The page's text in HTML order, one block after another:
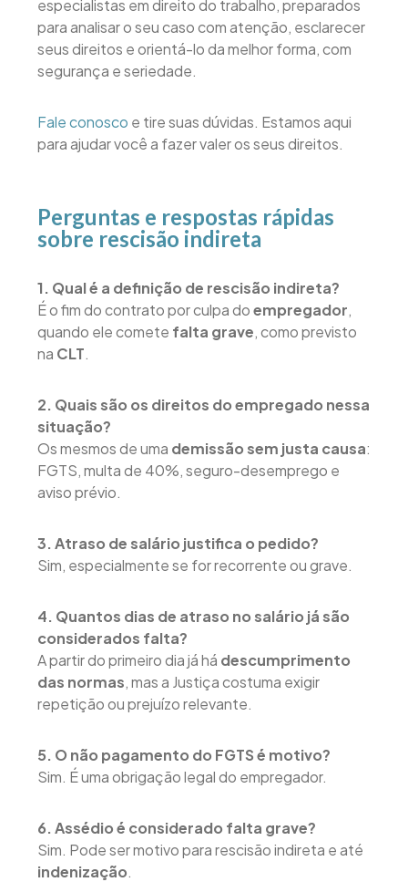
especialistas em direito do trabalho, preparados
para analisar o seu caso com atenção, esclarecer
seus direitos e orientá-lo da melhor forma, com
segurança e seriedade.
Fale conosco e tire suas dúvidas. Estamos aqui
para ajudar você a fazer valer os seus direitos.
Perguntas e respostas rápidas
sobre rescisão indireta
1. Qual é a definição de rescisão indireta?
É o fim do contrato por culpa doempregador,
quando ele comete falta grave, como previsto
na CLT.
2. Quais são os direitos do empregado nessa
situação?
Os mesmos de uma demissão sem justa causa:
FGTS, multa de 40%, seguro-desemprego e
aviso prévio.
3. Atraso de salário justifica o pedido?
Sim, especialmente se for recorrente ou grave.
4. Quantos dias de atraso no salário já são
considerados falta?
A partir do primeiro dia já há descumprimento
das normas, mas a Justiça costuma exigir
repetição ou prejuízo relevante.
5. O não pagamento do FGTS é motivo?
Sim. É uma obrigação legal do empregador.
6. Assédio é considerado falta grave?
Sim. Pode ser motivo para rescisão indireta e até
indenização.